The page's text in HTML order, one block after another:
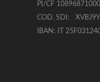
PI/CF 10896871000
COD. SDI:
IBAN: IT